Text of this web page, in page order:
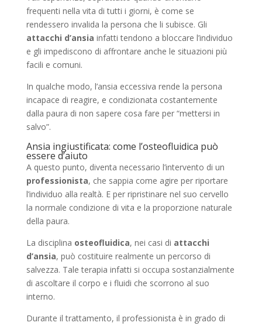
frequenti nella vita di tutti i giorni, è come se
rendessero invalida la persona che li subisce. Gli
attacchi d’ansia infatti tendono a bloccare l’individuo
e gli impediscono di affrontare anche le situazioni più
facili e comuni.
In qualche modo, l’ansia eccessiva rende la persona
incapace di reagire, e condizionata costantemente
dalla paura di non sapere cosa fare per “mettersi in
salvo”.
Ansia ingiustificata: come l’osteofluidica può
essere d’aiuto
A questo punto, diventa necessario l’intervento di un
professionista, che sappia come agire per riportare
l’individuo alla realtà. E per ripristinare nel suo cervello
la normale condizione di vita e la proporzione naturale
della paura.
La disciplina osteofluidica, nei casi di attacchi
d’ansia, può costituire realmente un percorso di
salvezza. Tale terapia infatti si occupa sostanzialmente
di ascoltare il corpo e i fluidi che scorrono al suo
interno.
Durante il trattamento, il professionista è in grado di